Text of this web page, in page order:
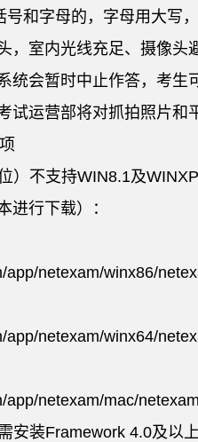
和字母的，字母用大写，
室内光线充足、摄像头
会暂时中止作答，考生
运营部将对抓拍照片和
）不支持WIN8.1及
进行下载）：
netexam/winx86/
netexam/winx64/
netexam/mac/
安装Framework 4.0及以